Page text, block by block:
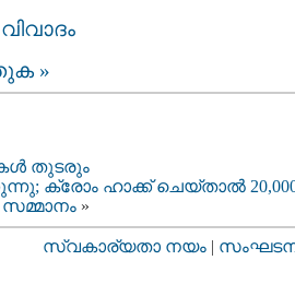
വിവാദം
»
തുടരും
ക്രോം ഹാക്ക്‌ ചെയ്താല്‍
»
സ്വകാര്യതാ നയം |